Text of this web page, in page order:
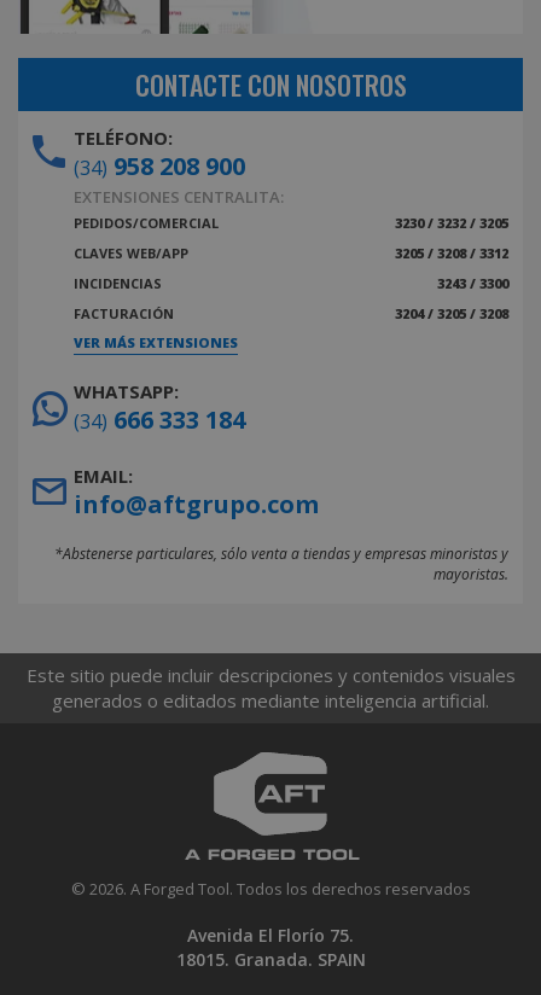
CONTACTE CON NOSOTROS
TELÉFONO:
(34) 958 208 900
EXTENSIONES CENTRALITA:
PEDIDOS/COMERCIAL
3230 / 3232 / 3205
CLAVES WEB/APP
3205 / 3208 / 3312
INCIDENCIAS
3243 / 3300
FACTURACIÓN
3204 / 3205 / 3208
VER MÁS EXTENSIONES
WHATSAPP:
(34) 666 333 184
EMAIL:
info@aftgrupo.com
*Abstenerse particulares, sólo venta a tiendas y empresas minoristas y
mayoristas.
Este sitio puede incluir descripciones y contenidos visuales
generados o editados mediante inteligencia artificial.
© 2026. A Forged Tool. Todos los derechos reservados
Avenida El Florío 75.
18015. Granada. SPAIN